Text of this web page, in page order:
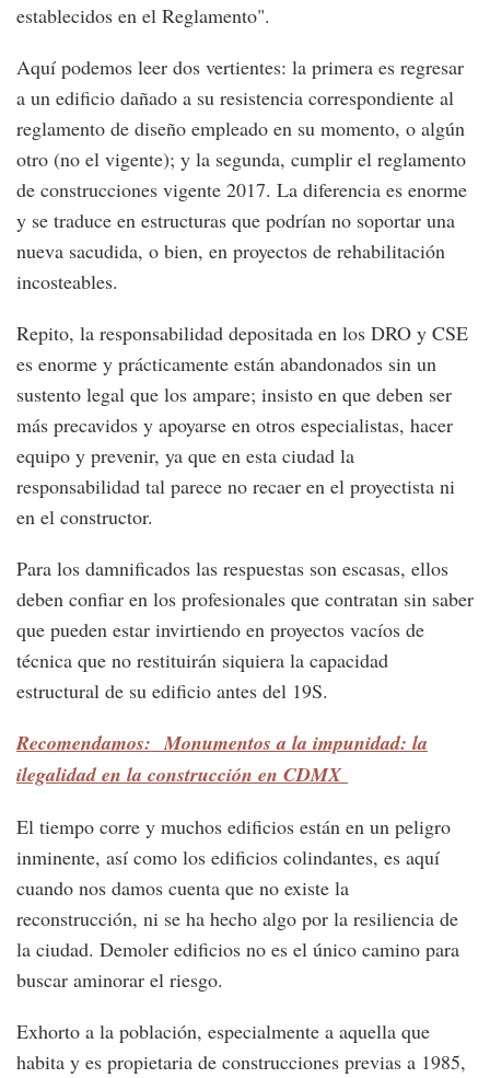
establecidos en el Reglamento".
Aquí podemos leer dos vertientes: la primera es regresar
a un edificio dañado a su resistencia correspondiente al
reglamento de diseño empleado en su momento, o algún
otro (no el vigente); y la segunda, cumplir el reglamento
de construcciones vigente 2017. La diferencia es enorme
y se traduce en estructuras que podrían no soportar una
nueva sacudida, o bien, en proyectos de rehabilitación
incosteables.
Repito, la responsabilidad depositada en los DRO y CSE
es enorme y prácticamente están abandonados sin un
sustento legal que los ampare; insisto en que deben ser
más precavidos y apoyarse en otros especialistas, hacer
equipo y prevenir, ya que en esta ciudad la
responsabilidad tal parece no recaer en el proyectista ni
en el constructor.
Para los damnificados las respuestas son escasas, ellos
deben confiar en los profesionales que contratan sin saber
que pueden estar invirtiendo en proyectos vacíos de
técnica que no restituirán siquiera la capacidad
estructural de su edificio antes del 19S.
Recomendamos: Monumentos a la impunidad: la
ilegalidad en la construcción en CDMX
El tiempo corre y muchos edificios están en un peligro
inminente, así como los edificios colindantes, es aquí
cuando nos damos cuenta que no existe la
reconstrucción, ni se ha hecho algo por la resiliencia de
la ciudad. Demoler edificios no es el único camino para
buscar aminorar el riesgo.
Exhorto a la población, especialmente a aquella que
habita y es propietaria de construcciones previas a 1985,